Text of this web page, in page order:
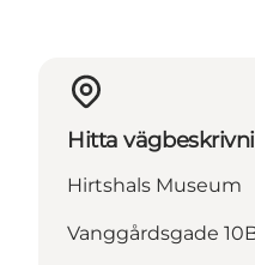
Hitta
Hirtshals Museum
Vanggårdsgade